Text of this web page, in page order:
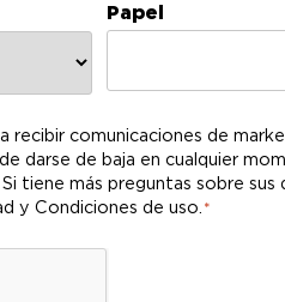
Papel
recibir comunicaciones de
darse de baja en cualquier
tiene más preguntas sobre sus
y Condiciones de uso. *